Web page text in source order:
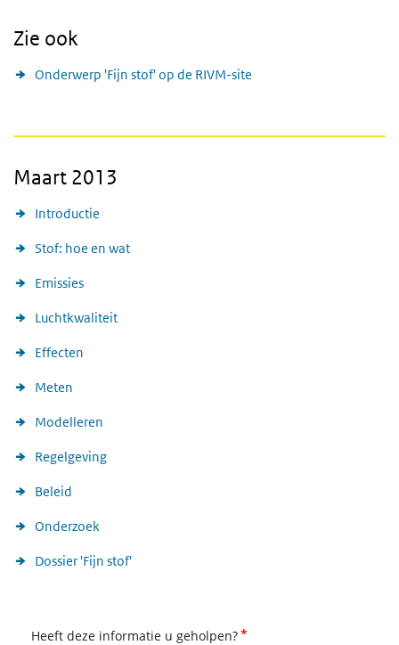
Zie ook
Onderwerp 'Fijn stof' op de RIVM-site
Maart 2013
Introductie
Stof: hoe en wat
Emissies
Luchtkwaliteit
Effecten
Meten
Modelleren
Regelgeving
Beleid
Onderzoek
Dossier 'Fijn stof'
Heeft deze informatie u geholpen?*